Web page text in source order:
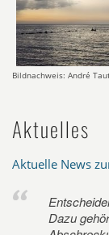
Bildnachweis: André
Aktuelles
Aktuelle News
Dazu